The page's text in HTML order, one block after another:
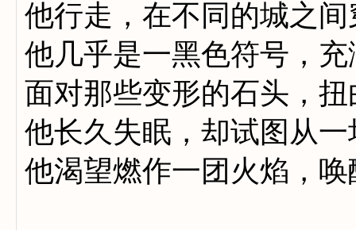
他行走，在不同的城之间
他几乎是一黑色符号，
面对那些变形的石头，
他长久失眠，却试图从
他渴望燃作一团火焰，